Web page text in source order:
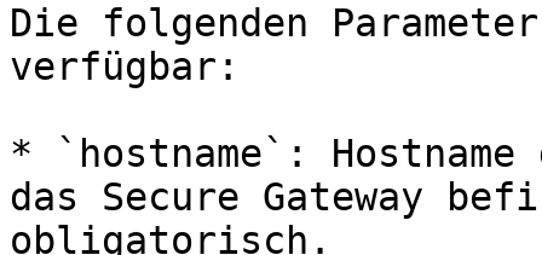
Die folgenden
verfügbar:
* `hostname`:
das Secure Gateway
obligatorisch.